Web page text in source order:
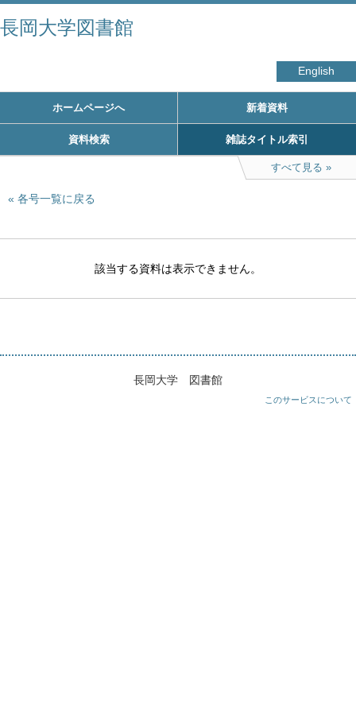
長岡大学図書館
English
ホームページへ 新着資料
資料検索 雑誌タイトル索引
すべて見る
各号一覧に戻る
該当する資料は表示できません。
長岡大学 図書館
このサービスについて